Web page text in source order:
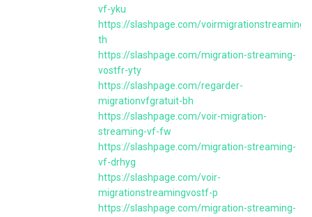
vf-yku
https://slashpage.com/
th
https://slashpage.com/migration-streaming-
vostfr-yty
https://slashpage.com/regarder-
migrationvfgratuit-bh
https://slashpage.com/voir-migration-
streaming-vf-fw
https://slashpage.com/migration-streaming-
vf-drhyg
https://slashpage.com/voir-
migrationstreamingvostf-p
https://slashpage.com/migration-streaming-